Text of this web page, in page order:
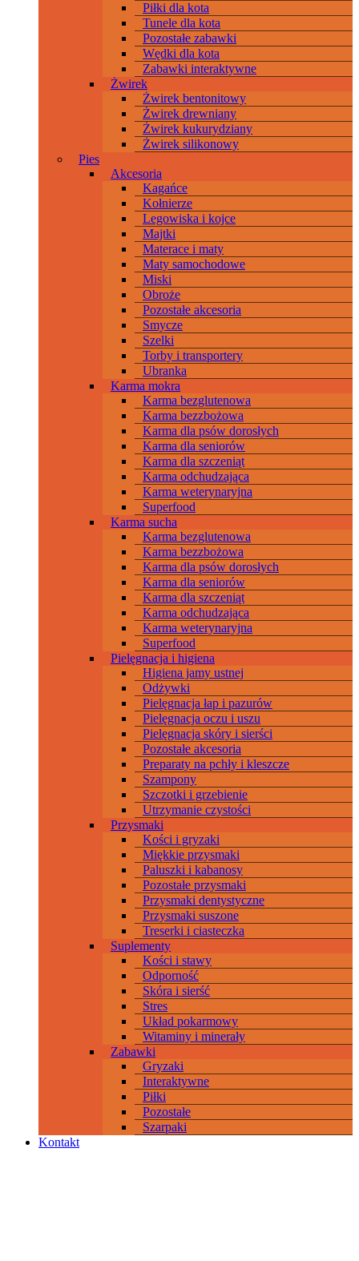
Piłki dla kota
Tunele dla kota
Pozostałe zabawki
Wędki dla kota
Zabawki interaktywne
Żwirek
Żwirek bentonitowy
Żwirek drewniany
Żwirek kukurydziany
Żwirek silikonowy
Pies
Akcesoria
Kagańce
Kołnierze
Legowiska i kojce
Majtki
Materace i maty
Maty samochodowe
Miski
Obroże
Pozostałe akcesoria
Smycze
Szelki
Torby i transportery
Ubranka
Karma mokra
Karma bezglutenowa
Karma bezzbożowa
Karma dla psów dorosłych
Karma dla seniorów
Karma dla szczeniąt
Karma odchudzająca
Karma weterynaryjna
Superfood
Karma sucha
Karma bezglutenowa
Karma bezzbożowa
Karma dla psów dorosłych
Karma dla seniorów
Karma dla szczeniąt
Karma odchudzająca
Karma weterynaryjna
Superfood
Pielęgnacja i higiena
Higiena jamy ustnej
Odżywki
Pielęgnacja łap i pazurów
Pielęgnacja oczu i uszu
Pielęgnacja skóry i sierści
Pozostałe akcesoria
Preparaty na pchły i kleszcze
Szampony
Szczotki i grzebienie
Utrzymanie czystości
Przysmaki
Kości i gryzaki
Miękkie przysmaki
Paluszki i kabanosy
Pozostałe przysmaki
Przysmaki dentystyczne
Przysmaki suszone
Treserki i ciasteczka
Suplementy
Kości i stawy
Odporność
Skóra i sierść
Stres
Układ pokarmowy
Witaminy i minerały
Zabawki
Gryzaki
Interaktywne
Piłki
Pozostałe
Szarpaki
Kontakt